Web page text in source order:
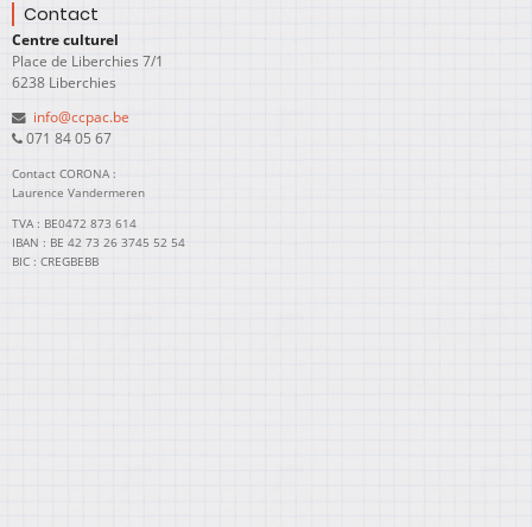
Contact
Centre culturel
Place de Liberchies 7/1
6238 Liberchies
info@ccpac.be
071 84 05 67
Contact CORONA :
Laurence Vandermeren
TVA : BE0472 873 614
IBAN : BE 42 73 26 3745 52 54
BIC : CREGBEBB